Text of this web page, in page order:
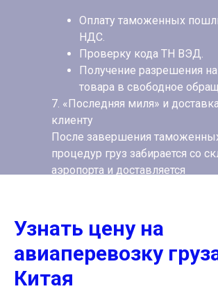
Оплату таможенных
НДС.
Проверку кода ТН ВЭД.
Получение разрешения
товара в свободное
7. «Последняя миля» и
клиенту
После завершения
процедур груз забирается со
аэропорта и доставляется
Узнать цену на
авиаперевозку
Китая